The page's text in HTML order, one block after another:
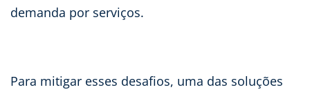
demanda por serviços.
Para mitigar esses desafios, uma das soluções